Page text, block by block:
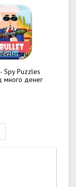
Spy Puzzles
денег